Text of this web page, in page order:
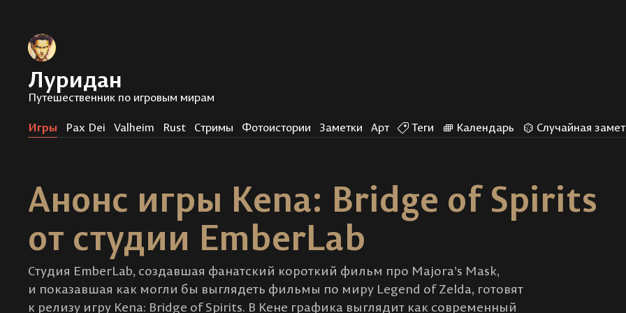
Луридан
Путешественник по игровым мирам
Игры Pax Dei Valheim Rust Стримы Фотоистории Заметки Арт Теги Календарь Случайная
Анонс игры Kena: Bridge of Spirits
от студии EmberLab
Студия EmberLab, создавшая фанатский короткий фильм про Majora’s Mask,
и показавшая как могли бы выглядеть фильмы по миру Legend of Zelda, готовят
к релизу игру Kena: Bridge of Spirits. В Кене графика выглядит как современный